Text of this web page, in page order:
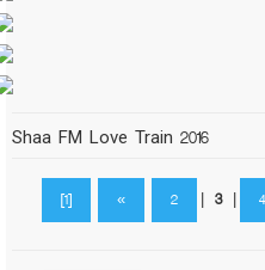
Shaa FM Love Train 2016
[1] « 2 3| 4